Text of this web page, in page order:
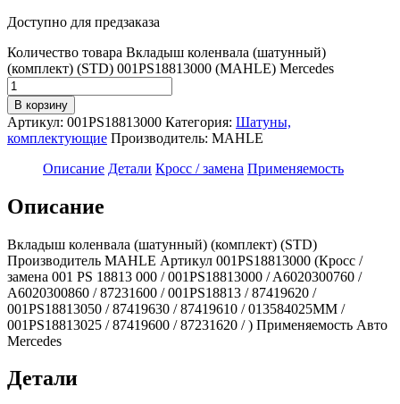
Доступно для предзаказа
Количество товара Вкладыш коленвала (шатунный)
(комплект) (STD) 001PS18813000 (MAHLE) Mercedes
В корзину
Артикул: 001PS18813000 Категория: Шатуны,
комплектующие Производитель: MAHLE
Описание Детали Кросс / замена Применяемость
Описание
Вкладыш коленвала (шатунный) (комплект) (STD)
Производитель MAHLE Артикул 001PS18813000 (Кросс /
замена 001 PS 18813 000 / 001PS18813000 / A6020300760 /
A6020300860 / 87231600 / 001PS18813 / 87419620 /
001PS18813050 / 87419630 / 87419610 / 013584025MM /
001PS18813025 / 87419600 / 87231620 / ) Применяемость Авто
Mercedes
Детали